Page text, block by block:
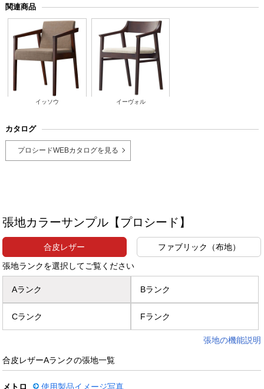
関連商品
イッソウ イーヴォル
カタログ
プロシードWEBカタログを見る